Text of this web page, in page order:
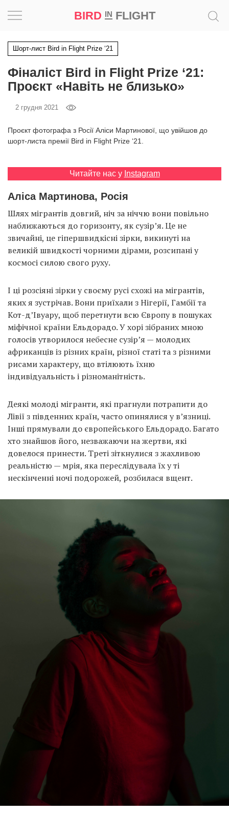
BIRD INFLIGHT
EN
RU
Шорт-лист Bird in Flight Prize ‘21
Фіналіст Bird in Flight Prize ‘21:
Проєкт «Навіть не близько»
2 грудня 2021
Проєкт фотографа з Росії Аліси Мартинової, що увійшов до
шорт-листа премії Bird in Flight Prize ‘21.
Читайте нас у Instagram
Аліса Мартинова, Росія
Шлях мігрантів довгий, ніч за ніччю вони повільно
наближаються до горизонту, як сузір’я. Це не
звичайні, це гіпершвидкісні зірки, викинуті на
великій швидкості чорними дірами, розсипані у
космосі силою свого руху.
І ці розсіяні зірки у своєму русі схожі на мігрантів,
яких я зустрічав. Вони приїхали з Нігерії, Гамбії та
Кот-д’Івуару, щоб перетнути всю Європу в пошуках
міфічної країни Ельдорадо. У хорі зібраних мною
голосів утворилося небесне сузір’я — молодих
африканців із різних країн, різної статі та з різними
рисами характеру, що втілюють їхню
індивідуальність і різноманітність.
Деякі молоді мігранти, які прагнули потрапити до
Лівії з південних країн, часто опинялися у в’язниці.
Інші прямували до європейського Ельдорадо. Багато
хто знайшов його, незважаючи на жертви, які
довелося принести. Треті зіткнулися з жахливою
реальністю — мрія, яка переслідувала їх у ті
нескінченні ночі подорожей, розбилася вщент.